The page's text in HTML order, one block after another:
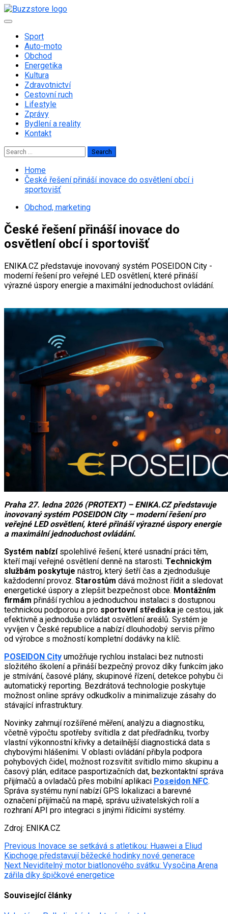
Skip
to
Primary
Sport
Auto-moto
Obchod
Energetika
Kultura
Zdravotnictví
Cestovní ruch
Lifestyle
Zprávy
Bydlení a reality
Kontakt
Search
for:
Home
České řešení přináší inovace do osvětlení obcí i
sportovišť
Obchod, marketing
České řešení přináší inovace do
osvětlení obcí i sportovišť
ENIKA.CZ představuje inovovaný systém POSEIDON City -
moderní řešení pro veřejné LED osvětlení, které přináší
výrazné úspory energie a maximální jednoduchost ovládání.
Praha 27. ledna 2026 (PROTEXT) – ENIKA.CZ představuje
inovovaný systém POSEIDON City – moderní řešení pro
veřejné LED osvětlení, které přináší výrazné úspory energie
a maximální jednoduchost ovládání.
Systém nabízíspolehlivé řešení, které usnadní práci těm,
kteří mají veřejné osvětlení denně na starosti. Technickým
službám poskytuje nástroj, který šetří čas a zjednodušuje
každodenní provoz. Starostům dává možnost řídit a sledovat
energetické úspory a zlepšit bezpečnost obce. Montážním
firmám přináší rychlou a jednoduchou instalaci s dostupnou
technickou podporou a pro sportovní střediska je cestou, jak
efektivně a jednoduše ovládat osvětlení areálů. Systém je
vyvíjen v České republice a nabízí dlouhodobý servis přímo
od výrobce s možností kompletní dodávky na klíč.
POSEIDON City umožňuje rychlou instalaci bez nutnosti
složitého školení a přináší bezpečný provoz díky funkcím jako
je stmívání, časové plány, skupinové řízení, detekce pohybu či
automatický reporting. Bezdrátová technologie poskytuje
možnost online správy odkudkoliv a minimalizuje zásahy do
stávající infrastruktury.
Novinky zahrnují rozšířené měření, analýzu a diagnostiku,
včetně výpočtu spotřeby svítidla z dat předřadníku, tvorby
vlastní výkonnostní křivky a detailnější diagnostická data s
chybovými hlášeními. V oblasti ovládání přibyla podpora
pohybových čidel, možnost rozsvítit svítidlo mimo skupinu a
časový plán, editace pasportizačních dat, bezkontaktní správa
přijímačů a ovladačů přes mobilní aplikaci Poseidon NFC.
Správa systému nyní nabízí GPS lokalizaci a barevné
označení přijímačů na mapě, správu uživatelských rolí a
rozhraní API pro integraci s jinými řídicími systémy.
Zdroj: ENIKA.CZ
Post
navigation
Previous Inovace se setkává s atletikou: Huawei a Eliud
Kipchoge představují běžecké hodinky nové generace
Next Neviditelný motor biatlonového svátku: Vysočina Arena
zářila díky špičkové energetice
Související články